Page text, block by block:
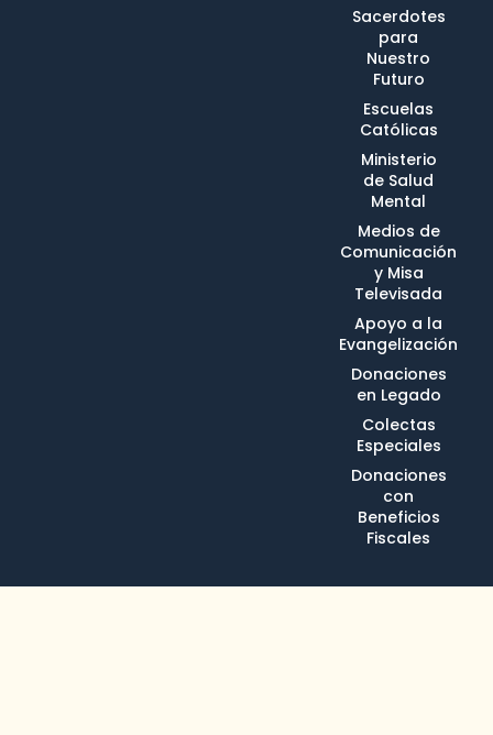
Sacerdotes
para
Nuestro
Futuro
Escuelas
Católicas
Ministerio
de Salud
Mental
Medios de
Comunicación
y Misa
Televisada
Apoyo a la
Evangelización
Donaciones
en Legado
Colectas
Especiales
Donaciones
con
Beneficios
Fiscales